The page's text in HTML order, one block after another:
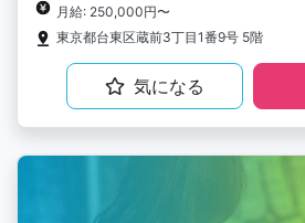
月給: 250,000円〜
東京都台東区蔵前3丁目1番9号 5階
気になる